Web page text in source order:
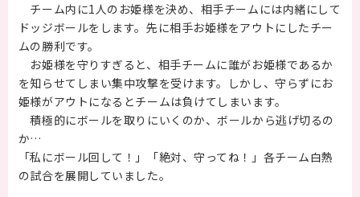
入試情報
受験生の方へ
在学生の方へ
保護者の方へ
卒業生の方へ
チーム内に1人のお姫様を決め、相手チームには内緒にして
ドッジボールをします。先に相手お姫様をアウトにしたチー
ムの勝利です。
お姫様を守りすぎると、相手チームに誰がお姫様であるか
を知らせてしまい集中攻撃を受けます。しかし、守らずにお
姫様がアウトになるとチームは負けてしまいます。
積極的にボールを取りにいくのか、ボールから逃げ切るの
か…
「私にボール回して！」「絶対、守ってね！」各チーム白熱
の試合を展開していました。